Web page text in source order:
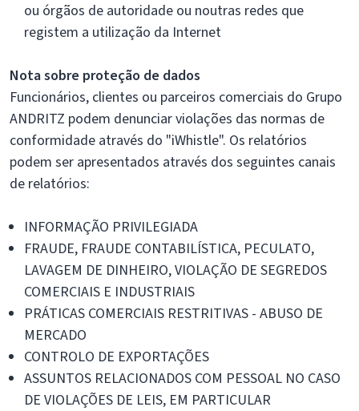
ou órgãos de autoridade ou noutras redes que
registem a utilização da Internet
Nota sobre proteção de dados
Funcionários, clientes ou parceiros comerciais do Grupo
ANDRITZ podem denunciar violações das normas de
conformidade através do "iWhistle". Os relatórios
podem ser apresentados através dos seguintes canais
de relatórios:
INFORMAÇÃO PRIVILEGIADA
FRAUDE, FRAUDE CONTABILÍSTICA, PECULATO,
LAVAGEM DE DINHEIRO, VIOLAÇÃO DE SEGREDOS
COMERCIAIS E INDUSTRIAIS
PRÁTICAS COMERCIAIS RESTRITIVAS - ABUSO DE
MERCADO
CONTROLO DE EXPORTAÇÕES
ASSUNTOS RELACIONADOS COM PESSOAL NO CASO
DE VIOLAÇÕES DE LEIS, EM PARTICULAR